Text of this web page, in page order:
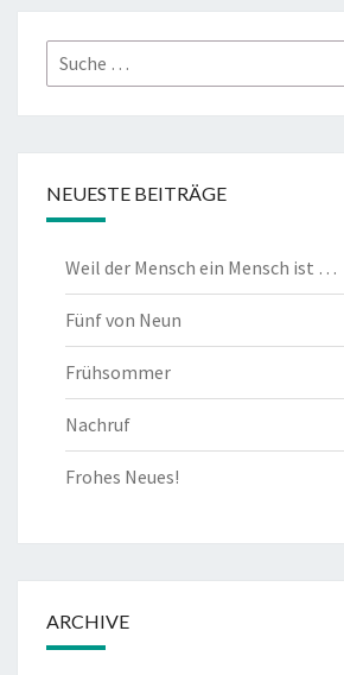
Suche
nach:
NEUESTE BEITRÄGE
Weil der Mensch ein Mensch ist …
Fünf von Neun
Frühsommer
Nachruf
Frohes Neues!
ARCHIVE